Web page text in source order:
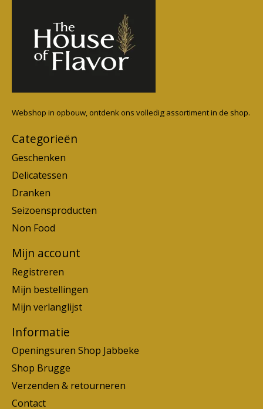
Webshop in opbouw, ontdenk ons volledig assortiment in de shop.
Categorieën
Geschenken
Delicatessen
Dranken
Seizoensproducten
Non Food
Mijn account
Registreren
Mijn bestellingen
Mijn verlanglijst
Informatie
Openingsuren Shop Jabbeke
Shop Brugge
Verzenden & retourneren
Contact